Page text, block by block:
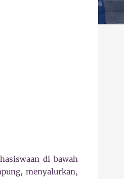
di bawah
menyalurkan,